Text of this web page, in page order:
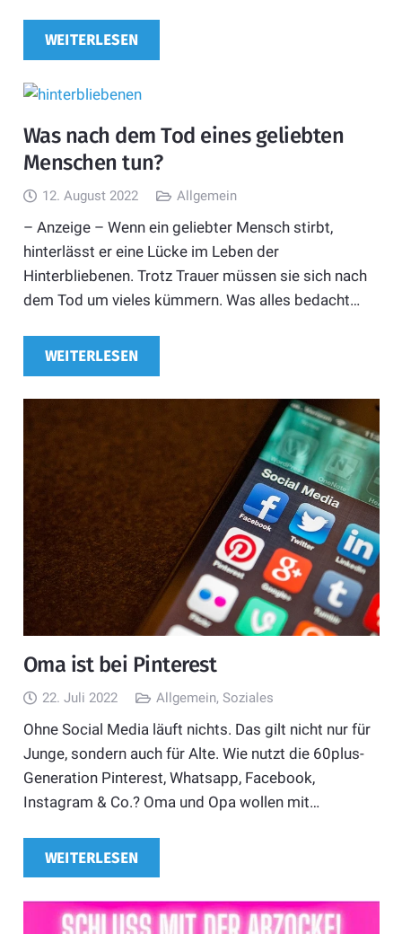
WEITERLESEN
Was nach dem Tod eines geliebten
Menschen tun?
12. August 2022 Allgemein
– Anzeige – Wenn ein geliebter Mensch stirbt,
hinterlässt er eine Lücke im Leben der
Hinterbliebenen. Trotz Trauer müssen sie sich nach
dem Tod um vieles kümmern. Was alles bedacht…
WEITERLESEN
Oma ist bei Pinterest
22. Juli 2022 Allgemein,Soziales
Ohne Social Media läuft nichts. Das gilt nicht nur für
Junge, sondern auch für Alte. Wie nutzt die 60plus-
Generation Pinterest, Whatsapp, Facebook,
Instagram & Co.? Oma und Opa wollen mit…
WEITERLESEN